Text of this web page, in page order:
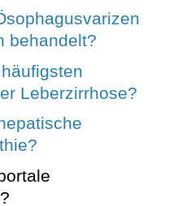
behandelt?
Leberzirrhose?